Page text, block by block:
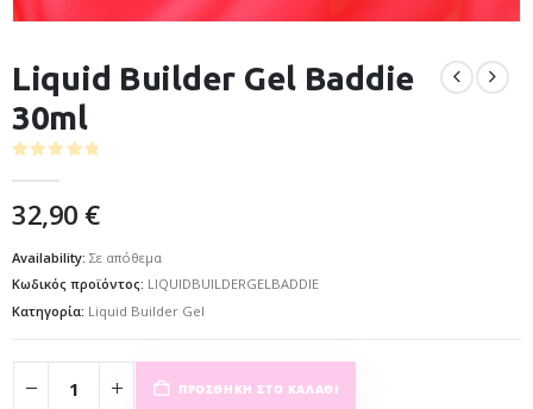
Liquid Builder Gel Baddie
30ml
32,90 €
Availability: Σε απόθεμα
Κωδικός προϊόντος: LIQUIDBUILDERGELBADDIE
Κατηγορία: Liquid Builder Gel
ΠΡΟΣΘΉΚΗ ΣΤΟ ΚΑΛΆΘΙ